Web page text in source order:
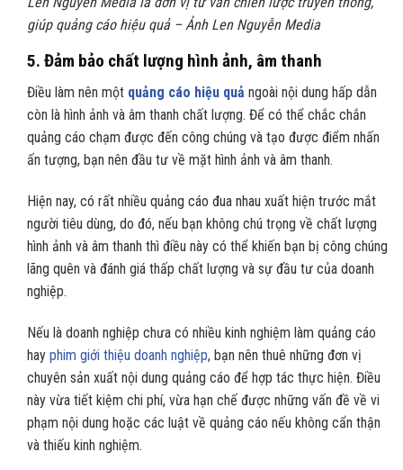
giúp quảng cáo hiệu quả – Ảnh Len Nguyễn Media
5. Đảm bảo chất lượng hình ảnh, âm thanh
Điều làm nên một quảng cáo hiệu quả ngoài nội dung hấp dẫn
còn là hình ảnh và âm thanh chất lượng. Để có thể chắc chắn
quảng cáo chạm được đến công chúng và tạo được điểm nhấn
ấn tượng, bạn nên đầu tư về mặt hình ảnh và âm thanh.
Hiện nay, có rất nhiều quảng cáo đua nhau xuất hiện trước mắt
người tiêu dùng, do đó, nếu bạn không chú trọng về chất lượng
hình ảnh và âm thanh thì điều này có thể khiến bạn bị công chúng
lãng quên và đánh giá thấp chất lượng và sự đầu tư của doanh
nghiệp.
Nếu là doanh nghiệp chưa có nhiều kinh nghiệm làm quảng cáo
hay phim giới thiệu doanh nghiệp, bạn nên thuê những đơn vị
chuyên sản xuất nội dung quảng cáo để hợp tác thực hiện. Điều
này vừa tiết kiệm chi phí, vừa hạn chế được những vấn đề về vi
phạm nội dung hoặc các luật về quảng cáo nếu không cẩn thận
và thiếu kinh nghiệm.